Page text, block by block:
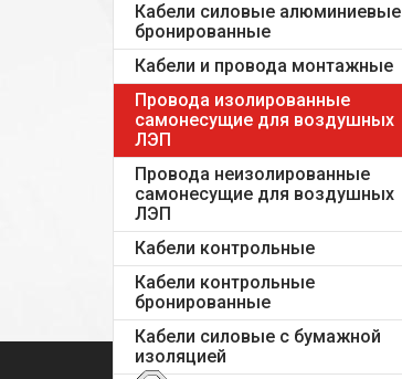
Кабели силовые алюминиевые
бронированные
Кабели и провода монтажные
Провода изолированные
самонесущие для воздушных
ЛЭП
Провода неизолированные
самонесущие для воздушных
ЛЭП
Кабели контрольные
Кабели контрольные
бронированные
Кабели силовые с бумажной
изоляцией